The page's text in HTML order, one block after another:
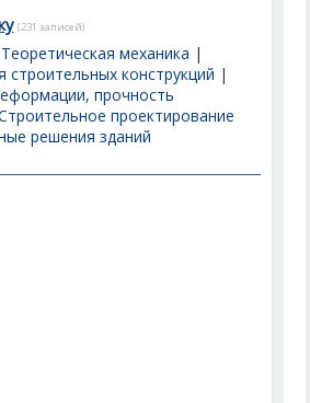
(231 записей)
Теоретическая механика |
конструкций |
прочность
проектирование
решения зданий